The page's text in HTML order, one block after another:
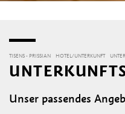
TISENS - PRISSIAN HOTEL/UNTERKUNFT
Unser passendes